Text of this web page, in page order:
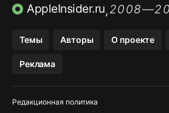
ПРИЛОЖЕНИЯ БЕЗ APP STORE
AppleInsider.ru,
Темы Авторы О проекте
Реклама
Редакционная политика